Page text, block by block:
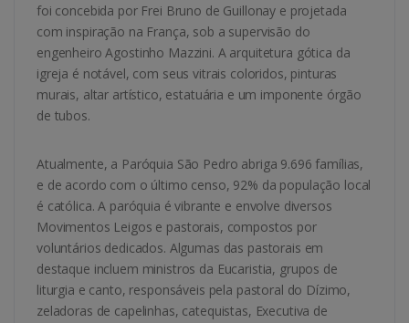
foi concebida por Frei Bruno de Guillonay e projetada
com inspiração na França, sob a supervisão do
engenheiro Agostinho Mazzini. A arquitetura gótica da
igreja é notável, com seus vitrais coloridos, pinturas
murais, altar artístico, estatuária e um imponente órgão
de tubos.
Atualmente, a Paróquia São Pedro abriga 9.696 famílias,
e de acordo com o último censo, 92% da população local
é católica. A paróquia é vibrante e envolve diversos
Movimentos Leigos e pastorais, compostos por
voluntários dedicados. Algumas das pastorais em
destaque incluem ministros da Eucaristia, grupos de
liturgia e canto, responsáveis pela pastoral do Dízimo,
zeladoras de capelinhas, catequistas, Executiva de